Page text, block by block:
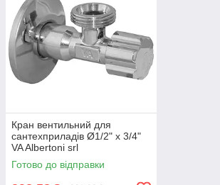
Кран вентильний для
сантехприладів Ø1/2" х 3/4"
VA Albertoni srl
Готово до відправки